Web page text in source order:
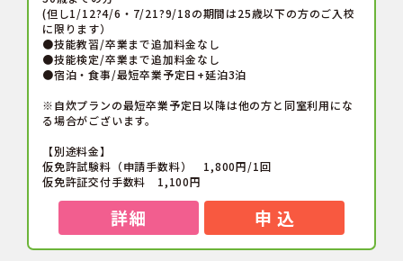
(但し1/12?4/6・7/21?9/18の期間は25歳以下の方のご入校
に限ります）
●技能教習/卒業まで追加料金なし
●技能検定/卒業まで追加料金なし
●宿泊・食事/最短卒業予定日+延泊3泊
※自炊プランの最短卒業予定日以降は他の方と同室利用にな
る場合がございます。
【別途料金】
仮免許試験料（申請手数料） 1,800円/1回
仮免許証交付手数料 1,100円
詳細 申 込